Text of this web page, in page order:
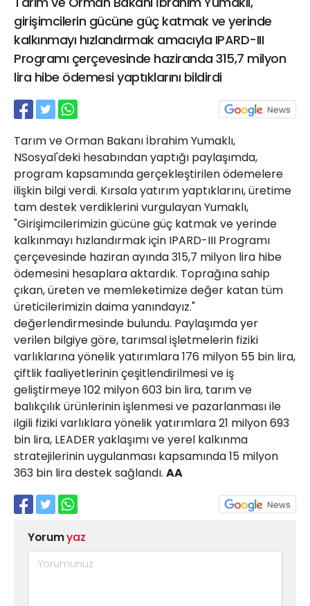
girişimcilerin gücüne güç katmak ve yerinde
kalkınmayı hızlandırmak amacıyla IPARD-III
Programı çerçevesinde haziranda 315,7 milyon
lira hibe ödemesi yaptıklarını bildirdi
Tarım ve Orman Bakanı İbrahim Yumaklı,
NSosyal'deki hesabından yaptığı paylaşımda,
program kapsamında gerçekleştirilen ödemelere
ilişkin bilgi verdi. Kırsala yatırım yaptıklarını, üretime
tam destek verdiklerini vurgulayan Yumaklı,
"Girişimcilerimizin gücüne güç katmak ve yerinde
kalkınmayı hızlandırmak için IPARD-III Programı
çerçevesinde haziran ayında 315,7 milyon lira hibe
ödemesini hesaplara aktardık. Toprağına sahip
çıkan, üreten ve memleketimize değer katan tüm
üreticilerimizin daima yanındayız."
değerlendirmesinde bulundu. Paylaşımda yer
verilen bilgiye göre, tarımsal işletmelerin fiziki
varlıklarına yönelik yatırımlara 176 milyon 55 bin lira,
çiftlik faaliyetlerinin çeşitlendirilmesi ve iş
geliştirmeye 102 milyon 603 bin lira, tarım ve
balıkçılık ürünlerinin işlenmesi ve pazarlanması ile
ilgili fiziki varlıklara yönelik yatırımlara 21 milyon 693
bin lira, LEADER yaklaşımı ve yerel kalkınma
stratejilerinin uygulanması kapsamında 15 milyon
363 bin lira destek sağlandı. AA
Yorumyaz
21 Gölcük
02624132333
haber@golcukpostasi.com